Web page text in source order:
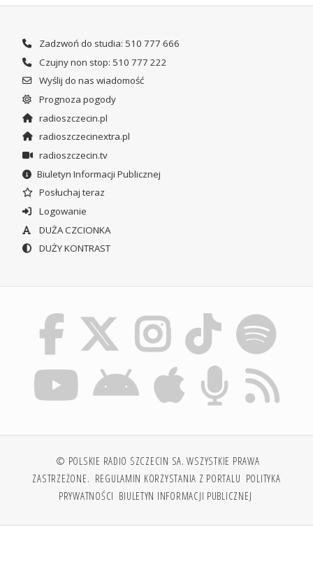
Zadzwoń do studia: 510 777 666
Czujny non stop: 510 777 222
Wyślij do nas wiadomość
Prognoza pogody
radioszczecin.pl
radioszczecinextra.pl
radioszczecin.tv
Biuletyn Informacji Publicznej
Posłuchaj teraz
Logowanie
DUŻA CZCIONKA
DUŻY KONTRAST
© POLSKIE RADIO SZCZECIN SA. WSZYSTKIE PRAWA
ZASTRZEŻONE. REGULAMIN KORZYSTANIA Z PORTALU POLITYKA
PRYWATNOŚCI BIULETYN INFORMACJI PUBLICZNEJ